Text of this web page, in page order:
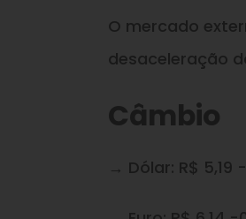
O mercado
desaceleração
Câmbio
→ Dólar: R$ 5,19 -